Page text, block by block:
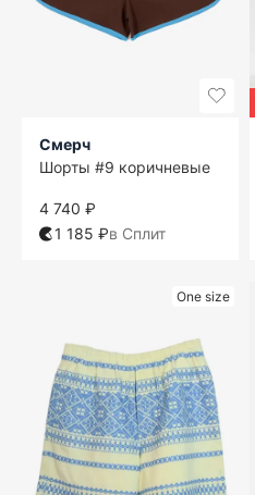
Смерч
Шорты #9 коричневые
4 740 ₽
1 185 ₽в Сплит
One size